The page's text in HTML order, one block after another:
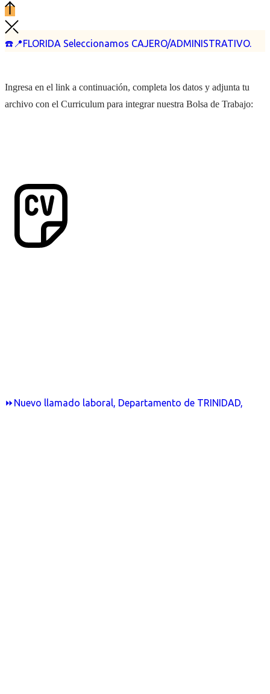
☎️📍FLORIDA Seleccionamos CAJERO/ADMINISTRATIVO.
⏩Nuevo llamado laboral, Departamento de TRINIDAD,
Ingresa en el link a continuación, completa los datos y adjunta tu
archivo con el Curriculum para integrar nuestra Bolsa de Trabajo: